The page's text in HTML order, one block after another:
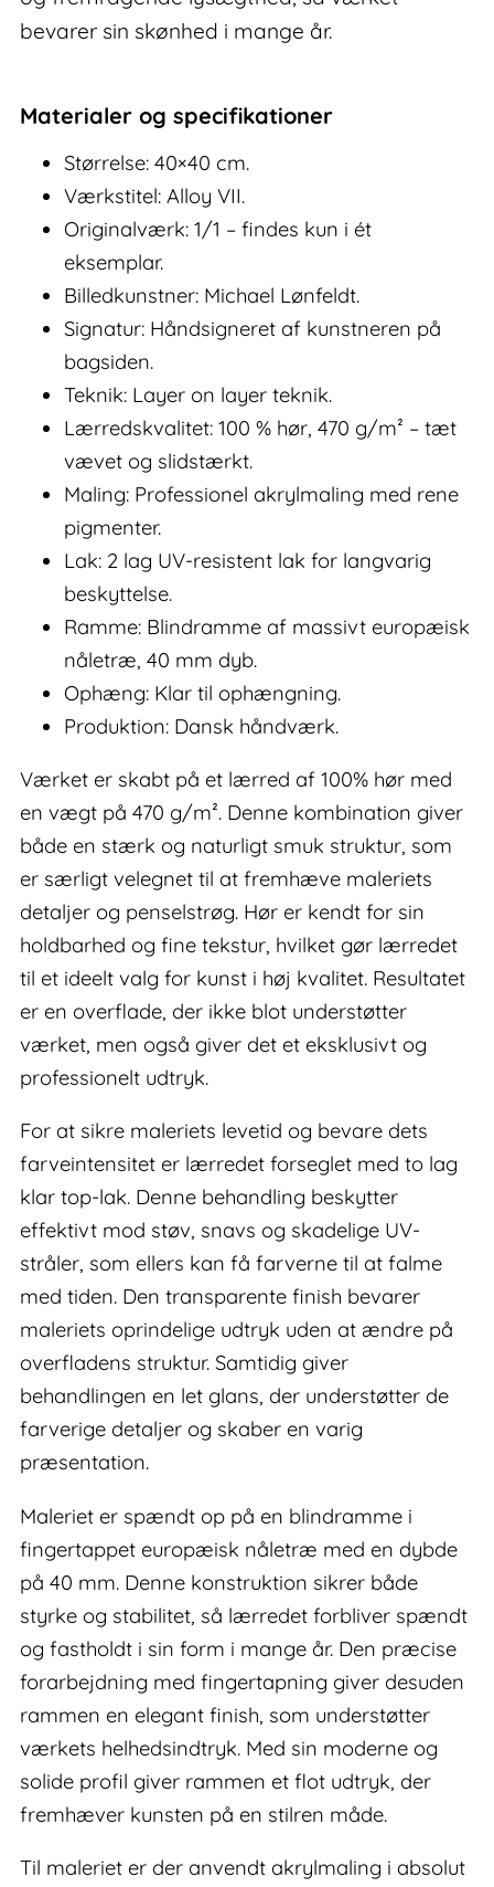
bevarer sin skønhed i mange år.
Materialer og specifikationer
Størrelse: 40×40 cm.
Værkstitel: Alloy VII.
Originalværk: 1/1 – findes kun i ét
eksemplar.
Billedkunstner: Michael Lønfeldt.
Signatur: Håndsigneret af kunstneren på
bagsiden.
Teknik: Layer on layer teknik.
Lærredskvalitet: 100 % hør, 470 g/m² – tæt
vævet og slidstærkt.
Maling: Professionel akrylmaling med rene
pigmenter.
Lak: 2 lag UV-resistent lak for langvarig
beskyttelse.
Ramme: Blindramme af massivt europæisk
nåletræ, 40 mm dyb.
Ophæng: Klar til ophængning.
Produktion: Dansk håndværk.
Værket er skabt på et lærred af 100% hør med
en vægt på 470 g/m². Denne kombination giver
både en stærk og naturligt smuk struktur, som
er særligt velegnet til at fremhæve maleriets
detaljer og penselstrøg. Hør er kendt for sin
holdbarhed og fine tekstur, hvilket gør lærredet
til et ideelt valg for kunst i høj kvalitet. Resultatet
er en overflade, der ikke blot understøtter
værket, men også giver det et eksklusivt og
professionelt udtryk.
For at sikre maleriets levetid og bevare dets
farveintensitet er lærredet forseglet med to lag
klar top-lak. Denne behandling beskytter
effektivt mod støv, snavs og skadelige UV-
stråler, som ellers kan få farverne til at falme
med tiden. Den transparente finish bevarer
maleriets oprindelige udtryk uden at ændre på
overfladens struktur. Samtidig giver
behandlingen en let glans, der understøtter de
farverige detaljer og skaber en varig
præsentation.
Maleriet er spændt op på en blindramme i
fingertappet europæisk nåletræ med en dybde
på 40 mm. Denne konstruktion sikrer både
styrke og stabilitet, så lærredet forbliver spændt
og fastholdt i sin form i mange år. Den præcise
forarbejdning med fingertapning giver desuden
rammen en elegant finish, som understøtter
værkets helhedsindtryk. Med sin moderne og
solide profil giver rammen et flot udtryk, der
fremhæver kunsten på en stilren måde.
Til maleriet er der anvendt akrylmaling i absolut